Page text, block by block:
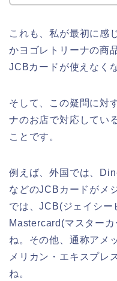
これも、私が最初に感
かヨゴレトリーナの商
JCBカードが使えなく
そして、この疑問に対
ナのお店で対応してい
ことです。
例えば、外国では、
などのJCBカードがメ
では、JCB(ジェイシー
Mastercard(マスター
ね。その他、通称アメ
メリカン・エキスプレ
ね。